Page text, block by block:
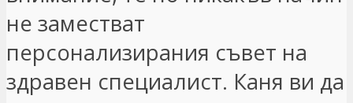
не заместват
персонализирания съвет на
здравен специалист. Каня ви да